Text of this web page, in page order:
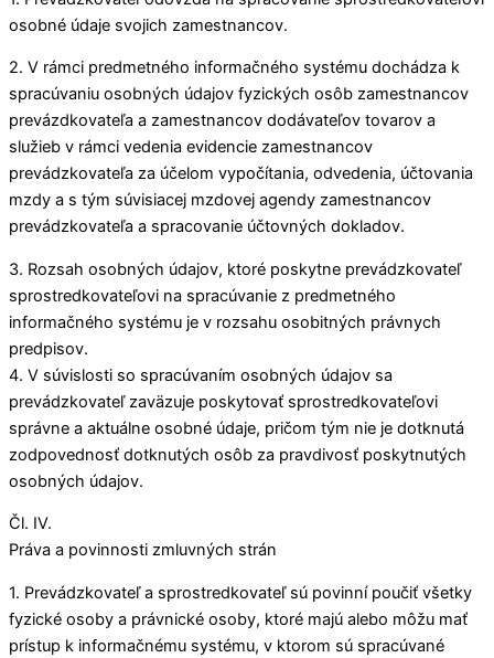
osobné údaje svojich zamestnancov.
2. V rámci predmetného informačného systému dochádza k
spracúvaniu osobných údajov fyzických osôb zamestnancov
prevázdkovateľa a zamestnancov dodávateľov tovarov a
služieb v rámci vedenia evidencie zamestnancov
prevádzkovateľa za účelom vypočítania, odvedenia, účtovania
mzdy a s tým súvisiacej mzdovej agendy zamestnancov
prevádzkovateľa a spracovanie účtovných dokladov.
3. Rozsah osobných údajov, ktoré poskytne prevádzkovateľ
sprostredkovateľovi na spracúvanie z predmetného
informačného systému je v rozsahu osobitných právnych
predpisov.
4. V súvislosti so spracúvaním osobných údajov sa
prevádzkovateľ zaväzuje poskytovať sprostredkovateľovi
správne a aktuálne osobné údaje, pričom tým nie je dotknutá
zodpovednosť dotknutých osôb za pravdivosť poskytnutých
osobných údajov.
Čl. IV.
Práva a povinnosti zmluvných strán
1. Prevádzkovateľ a sprostredkovateľ sú povinní poučiť všetky
fyzické osoby a právnické osoby, ktoré majú alebo môžu mať
prístup k informačnému systému, v ktorom sú spracúvané